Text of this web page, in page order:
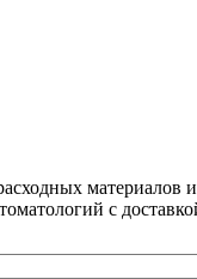
материалов и
с